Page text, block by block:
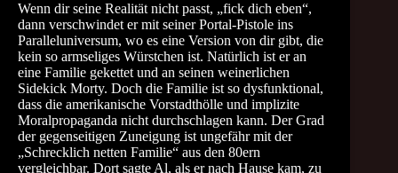
Wenn dir seine Realität nicht passt, „fick dich eben“,
dann verschwindet er mit seiner Portal-Pistole ins
Paralleluniversum, wo es eine Version von dir gibt, die
kein so armseliges Würstchen ist. Natürlich ist er an
eine Familie gekettet und an seinen weinerlichen
Sidekick Morty. Doch die Familie ist so dysfunktional,
dass die amerikanische Vorstadthölle und implizite
Moralpropaganda nicht durchschlagen kann. Der Grad
der gegenseitigen Zuneigung ist ungefähr mit der
„Schrecklich netten Familie“ aus den 80ern
vergleichbar. Dort sagte Al, als er nach Hause kam, zu